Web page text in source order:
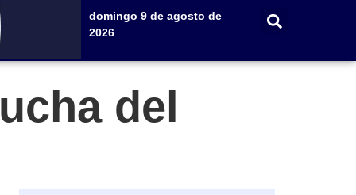
domingo 9 de agosto de
2026
del